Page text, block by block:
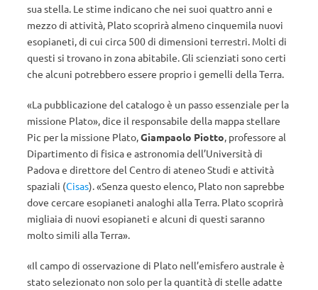
sua stella. Le stime indicano che nei suoi quattro anni e
mezzo di attività, Plato scoprirà almeno cinquemila nuovi
esopianeti, di cui circa 500 di dimensioni terrestri. Molti di
questi si trovano in zona abitabile. Gli scienziati sono certi
che alcuni potrebbero essere proprio i gemelli della Terra.
«La pubblicazione del catalogo è un passo essenziale per la
missione Plato», dice il responsabile della mappa stellare
Pic per la missione Plato,Giampaolo Piotto, professore al
Dipartimento di fisica e astronomia dell’Università di
Padova e direttore del Centro di ateneo Studi e attività
spaziali (Cisas). «Senza questo elenco, Plato non saprebbe
dove cercare esopianeti analoghi alla Terra. Plato scoprirà
migliaia di nuovi esopianeti e alcuni di questi saranno
molto simili alla Terra».
«Il campo di osservazione di Plato nell’emisfero australe è
stato selezionato non solo per la quantità di stelle adatte